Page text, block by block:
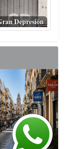
Depresión